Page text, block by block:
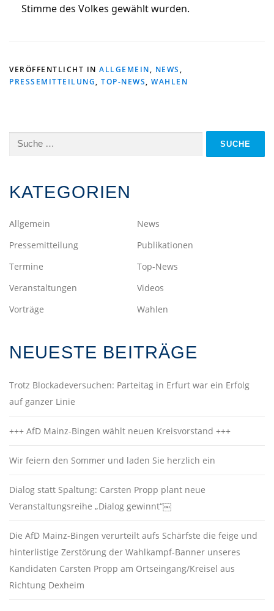
Stimme des Volkes gewählt wurden.
VERÖFFENTLICHT IN ALLGEMEIN, NEWS,
PRESSEMITTEILUNG, TOP-NEWS, WAHLEN
KATEGORIEN
Allgemein
News
Pressemitteilung
Publikationen
Termine
Top-News
Veranstaltungen
Videos
Vorträge
Wahlen
NEUESTE BEITRÄGE
Trotz Blockadeversuchen: Parteitag in Erfurt war ein Erfolg
auf ganzer Linie
+++ AfD Mainz-Bingen wählt neuen Kreisvorstand +++
Wir feiern den Sommer und laden Sie herzlich ein
Dialog statt Spaltung: Carsten Propp plant neue
Veranstaltungsreihe „Dialog gewinnt“￼
Die AfD Mainz-Bingen verurteilt aufs Schärfste die feige und
hinterlistige Zerstörung der Wahlkampf-Banner unseres
Kandidaten Carsten Propp am Ortseingang/Kreisel aus
Richtung Dexheim